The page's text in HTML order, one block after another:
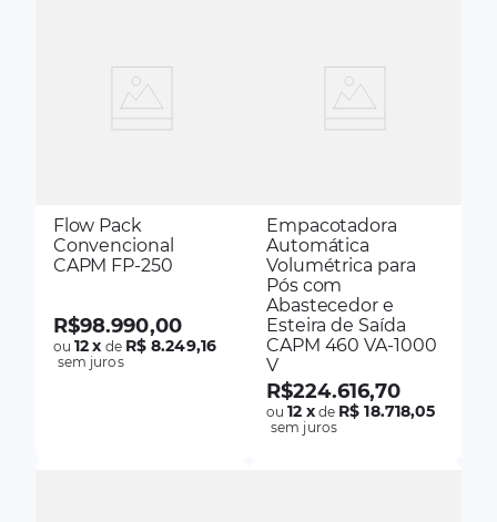
Flow Pack
Convencional
CAPM FP-250
R$98.990,00
ou12x de R$ 8.249,16
sem juros
Empacotadora
Automática
Volumétrica para
Pós com
Abastecedor e
Esteira de Saída
CAPM 460 VA-1000
V
R$224.616,70
ou12 xde R$ 18.718,05
sem juros